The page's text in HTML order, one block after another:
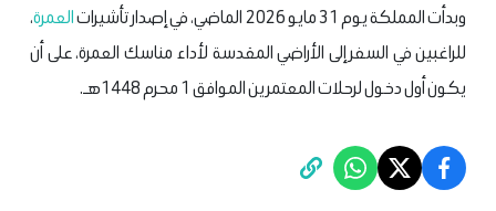
وبدأت المملكة يوم 31 مايو 2026 الماضي، في إصدار تأشيرات العمرة،
للراغبين في السفر إلى الأراضي المقدسة لأداء مناسك العمرة، على أن
يكون أول دخول لرحلات المعتمرين الموافق 1 محرم 1448هـ.